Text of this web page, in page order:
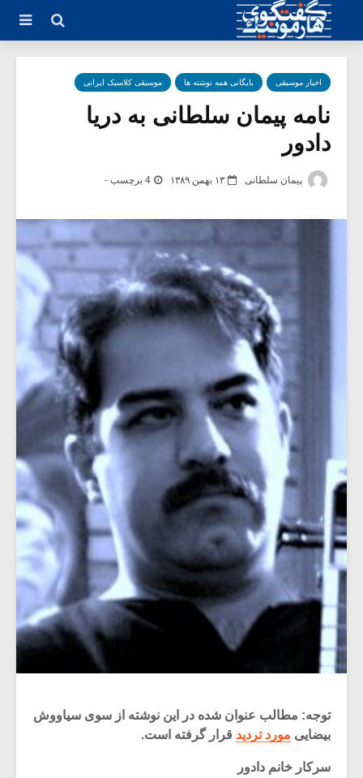
اخبار موسیقی بایگانی همه نوشته ها موسیقی کلاسیک ایرانی
نامه پیمان سلطانی به دریا
دادور
پیمان سلطانی ۱۳ بهمن ۱۳۸۹ 4 برچسب -
توجه: مطالب عنوان شده در این نوشته از سوی سیاووش
بیضایی مورد تردید قرار گرفته است.
سرکار خانم دادور